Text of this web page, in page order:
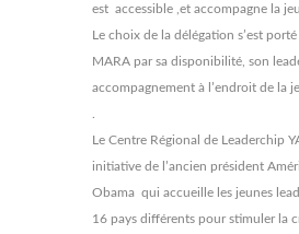
est accessible ,et accompagne la
Le choix de la délégation s’est
MARA par sa disponibilité, son
accompagnement à l’endroit de la
Le Centre Régional de Leaderchip
initiative de l’ancien président
Obama qui accueille les jeunes
16 pays différents pour stimuler la